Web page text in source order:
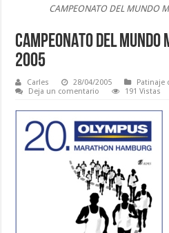
CAMPEONATO DEL MUNDO
CAMPEONATO DEL MUNDO
2005
Carles 28/04/2005
Patinaje
Deja un comentario
191 Vistas